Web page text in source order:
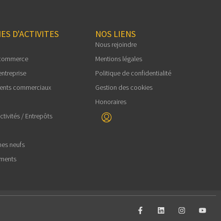
D'ACTIVITES
commerciaux
/ Entrepôts
neufs
NOS LIENS
Nous rejoindre
Mentions légales
Politique de confidentialité
Gestion des cookies
Honoraires